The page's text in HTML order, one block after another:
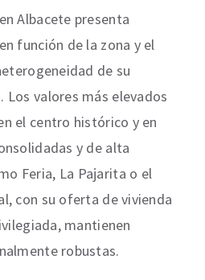
Albacete presenta
función de la zona y el
de su
valores más elevados
el centro histórico y en
y de alta
Feria, La Pajarita o el
con su oferta de vivienda
mantienen
robustas.